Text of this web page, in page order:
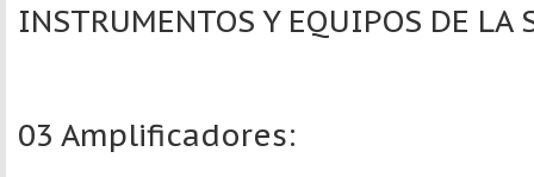
INSTRUMENTOS Y EQUIPOS DE LA
03 Amplificadores: